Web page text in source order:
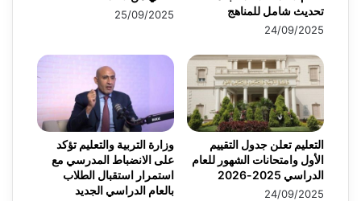
25/09/2025
تحديث شامل للمناهج
24/09/2025
وزارة التربية والتعليم تؤكد
على الانضباط المدرسي مع
استمرار استقبال الطلاب
بالعام الدراسي الجديد
التعليم تعلن جدول التقييم
الأول وامتحانات الشهور للعام
الدراسي 2025-2026
24/09/2025